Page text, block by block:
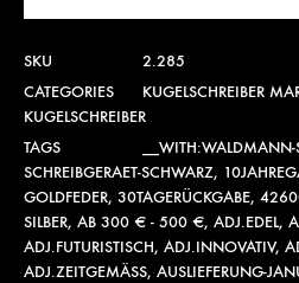
SKU
2.285
CATEGORIES
KUGELSCHREIBER
KUGELSCHREIBER
TAGS
SCHREIBGERAET-SCHWARZ,
GOLDFEDER, 30TAGERÜCKGABE,
SILBER, AB 300 € - 500 €, ADJ.EDEL,
ADJ.FUTURISTISCH, ADJ.INNOVATIV,
ADJ.ZEITGEMÄSS , AUSLIEFERUNG-